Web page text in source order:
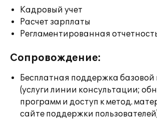
Кадровый учет
Расчет зарплаты
Регламентированная
Сопровождение:
Бесплатная поддержка базовой
(услуги линии консультации;
программ и доступ к метод.
сайте поддержки